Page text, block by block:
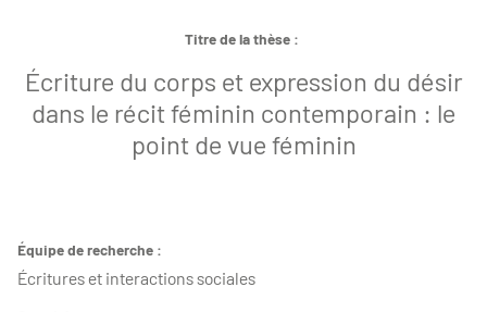
Titre de la thèse :
Écriture du corps et expression du désir
dans le récit féminin contemporain : le
point de vue féminin
Équipe de recherche :
Écritures et interactions sociales